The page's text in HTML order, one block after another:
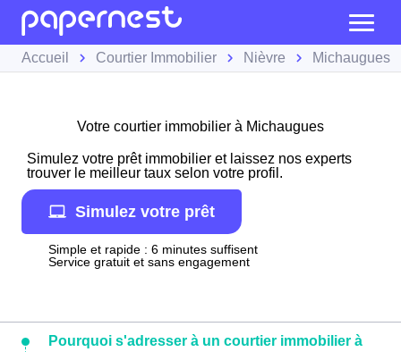
Accueil Courtier Immobilier Nièvre Michaugues
Votre courtier immobilier à Michaugues
Simulez votre prêt immobilier et laissez nos experts
trouver le meilleur taux selon votre profil.
Simulez votre prêt
Simple et rapide : 6 minutes suffisent
Service gratuit et sans engagement
Pourquoi s'adresser à un courtier immobilier à